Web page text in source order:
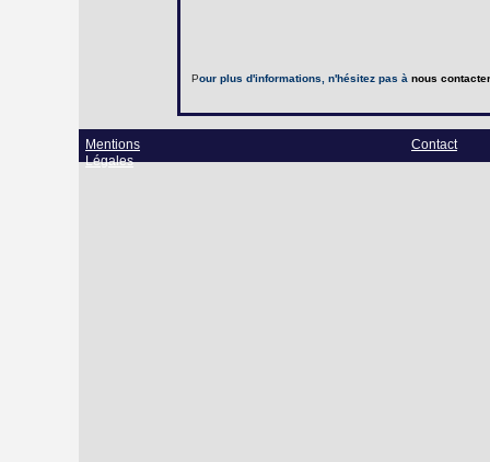
Pour plus d'informations, n'hésitez pas ànous
Mentions
Légales
Contact